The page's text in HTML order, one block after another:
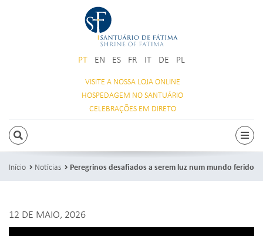
PT EN ES FR IT DE PL
VISITE A NOSSA LOJA ONLINE
HOSPEDAGEM NO SANTUÁRIO
CELEBRAÇÕES EM DIRETO
PESQUISAR
Início Notícias Peregrinos desafiados a serem luz num mundo ferido
12 DE MAIO, 2026